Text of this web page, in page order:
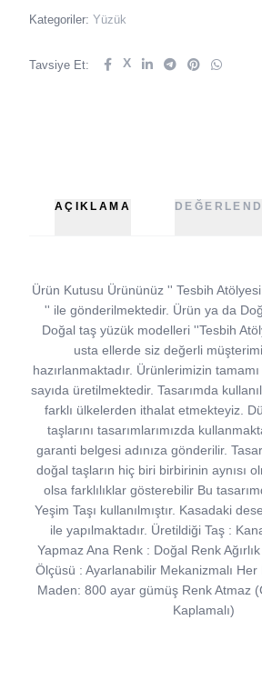
Kategoriler: Yüzük
Tavsiye Et: X
AÇIKLAMA
Ürün Kutusu Ürününüz '' Tesbih
'' ile gönderilmektedir. Ürün ya da
Doğal taş yüzük modelleri ''Tesbih
usta ellerde siz değerli
hazırlanmaktadır. Ürünlerimizin tamamı
sayıda üretilmektedir. Tasarımda
farklı ülkelerden ithalat etmekteyiz.
taşlarını tasarımlarımızda
garanti belgesi adınıza gönderilir.
doğal taşların hiç biri birbirinin aynısı
olsa farklılıklar gösterebilir Bu
Yeşim Taşı kullanılmıştır. Kasadaki
ile yapılmaktadır. Üretildiği Taş :
Yapmaz Ana Renk : Doğal Renk
Ölçüsü : Ayarlanabilir Mekanizmalı
Maden: 800 ayar gümüş Renk Atmaz
Kaplamalı)